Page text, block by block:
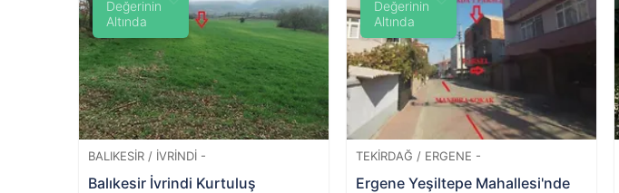
Değerinin
Altında
BALIKESIR / İVRINDI -
Balıkesir İvrindi Kurtuluş
Değerinin
Altında
TEKIRDAĞ / ERGENE -
Ergene Yeşiltepe Mahallesi'nde